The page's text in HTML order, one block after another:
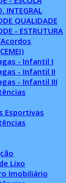
INTEGRAL
QUALIDADE
- ESTRUTURA
- Infantil I
- Infantil II
- Infantil III
Esportivas
Lixo
Imobiliário